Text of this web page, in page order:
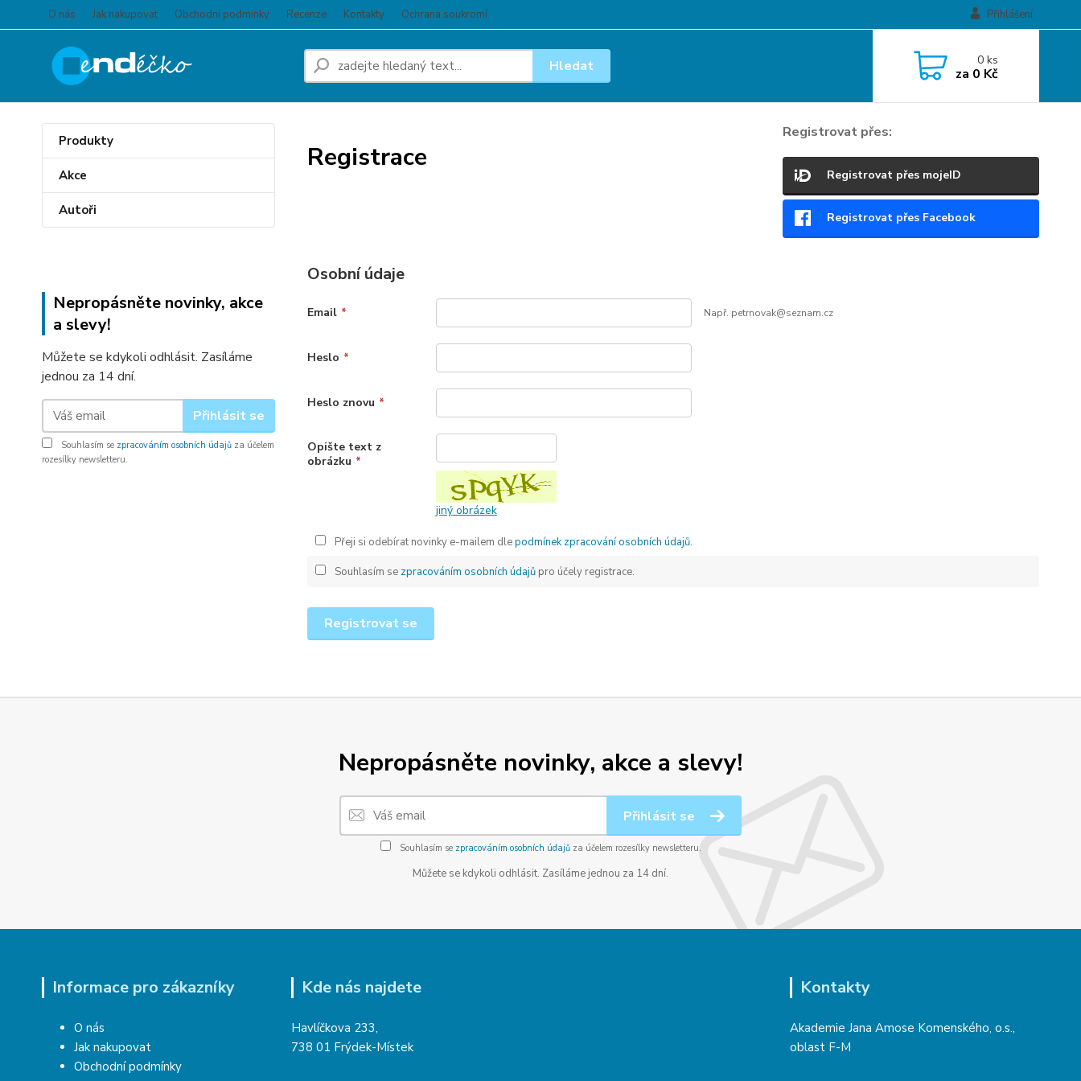
O nás Jak nakupovat Obchodní podmínky Recenze Kontakty Ochrana soukromí Přihlášení
Hledat 0ks
za 0 Kč
Produkty
Akce
Autoři
Nepropásněte novinky, akce
a slevy!
Můžete se kdykoli odhlásit. Zasíláme
jednou za 14 dní.
Přihlásit se
Souhlasím se zpracováním osobních údajů za účelem
rozesílky newsletteru.
Registrace
Registrovat přes:
Registrovat přes mojeID
Registrovat přes Facebook
Osobní údaje
Email * Např. petrnovak@seznam.cz
Heslo *
Heslo znovu *
Opište text z
obrázku *
jiný obrázek
Přeji si odebírat novinky e-mailem dlepodmínek zpracování osobních údajů.
Souhlasím se zpracováním osobních údajůpro účely registrace.
Registrovat se
Nepropásněte novinky, akce a slevy!
Přihlásit se
Souhlasím se zpracováním osobních údajůza účelem rozesílky newsletteru.
Můžete se kdykoli odhlásit. Zasíláme jednou za 14 dní.
Informace pro zákazníky
O nás
Jak nakupovat
Obchodní podmínky
Kde nás najdete
Havlíčkova 233,
738 01 Frýdek-Místek
Kontakty
Akademie Jana Amose Komenského, o.s.,
oblast F-M